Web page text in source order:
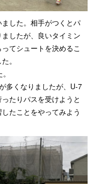
した。相手がつくとパ
したが、良いタイミン
てシュートを決めるこ
。
多くなりましたが、U-7
たりパスを受けようと
たことをやってみよう